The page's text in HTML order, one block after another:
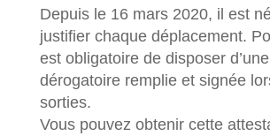
Depuis le 16 mars 2020, il est
justifier chaque déplacement.
est obligatoire de disposer
dérogatoire remplie et signée
sorties.
Vous pouvez obtenir cette